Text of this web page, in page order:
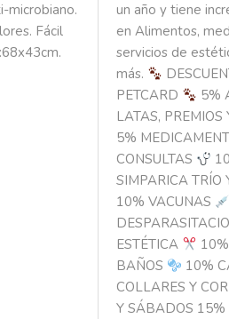
microbiano.
Fácil
un año y tiene
en Alimentos,
servicios de
más.
PETCARD
5%
LATAS,
5%
CONSULTAS
SIMPARICA
10% VACUNAS
ESTÉTICA
BAÑOS
10%
COLLARES Y
Y SÁBADOS 15%